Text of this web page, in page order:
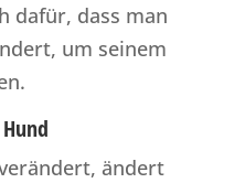
dafür, dass man
um seinem
ändert